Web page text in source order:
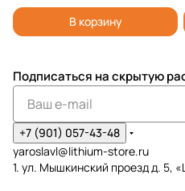
В корзину
Подписаться на скрытую
+7 (901) 057-43-48
yaroslavl@lithium-store.ru
1. ул. Мышкинский проезд д. 5,